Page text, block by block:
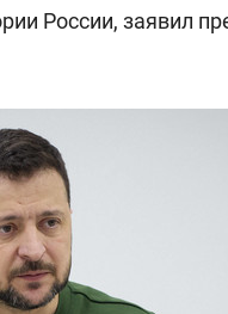
России, заявил
человек не считает